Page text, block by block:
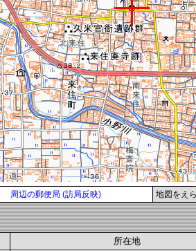
周辺の郵便局 (訪局反映) 地図をえ
所在地